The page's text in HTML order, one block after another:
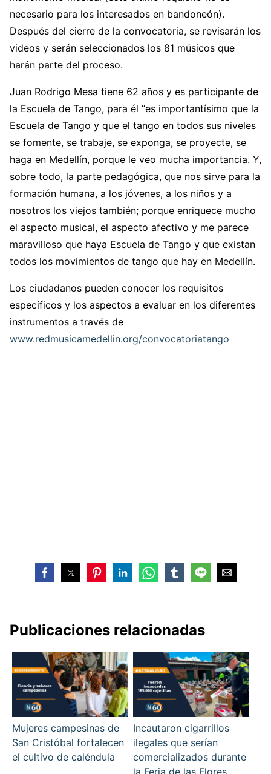
necesario para los interesados en bandoneón).
Después del cierre de la convocatoria, se revisarán los
videos y serán seleccionados los 81 músicos que
harán parte del proceso.
Juan Rodrigo Mesa tiene 62 años y es participante de
la Escuela de Tango, para él “es importantísimo que la
Escuela de Tango y que el tango en todos sus niveles
se fomente, se trabaje, se exponga, se proyecte, se
haga en Medellín, porque le veo mucha importancia. Y,
sobre todo, la parte pedagógica, que nos sirve para la
formación humana, a los jóvenes, a los niños y a
nosotros los viejos también; porque enriquece mucho
el aspecto musical, el aspecto afectivo y me parece
maravilloso que haya Escuela de Tango y que existan
todos los movimientos de tango que hay en Medellín.
Los ciudadanos pueden conocer los requisitos
específicos y los aspectos a evaluar en los diferentes
instrumentos a través de
www.redmusicamedellin.org/convocatoriatango
Publicaciones relacionadas
Mujeres campesinas de
San Cristóbal fortalecen
el cultivo de caléndula
Incautaron cigarrillos
ilegales que serían
comercializados durante